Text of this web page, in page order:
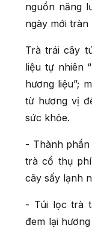
nguồn năng
ngày mới tràn
Trà trái cây
liệu tự nhiên
hương liệu”;
từ hương vị
sức khỏe.
- Thành
trà cổ thụ
cây sấy lạnh
- Túi lọc trà
đem lại